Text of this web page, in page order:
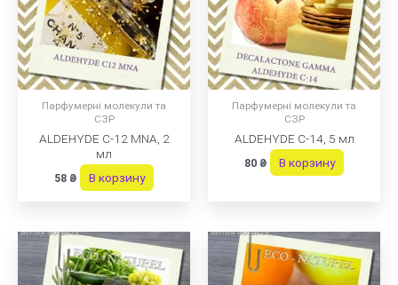
Парфумерні молекули та
СЗР
ALDEHYDE C-12 MNA, 2
мл
58 ₴ В корзину
Парфумерні молекули та
СЗР
ALDEHYDE C-14, 5 мл
80 ₴ В корзину